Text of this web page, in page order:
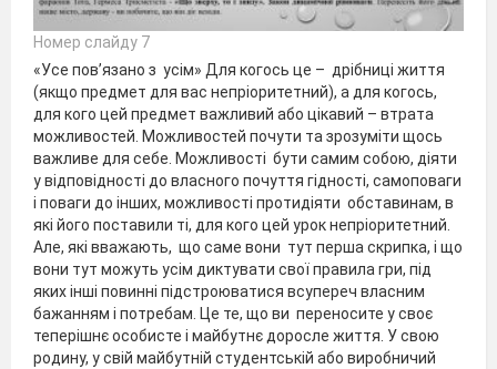
Номер слайду 7
«Усе пов’язано з усім» Для когось це – дрібниці життя
(якщо предмет для вас непріоритетний), а для когось,
для кого цей предмет важливий або цікавий – втрата
можливостей. Можливостей почути та зрозуміти щось
важливе для себе. Можливості бути самим собою, діяти
у відповідності до власного почуття гідності, самоповаги
і поваги до інших, можливості протидіяти обставинам, в
які його поставили ті, для кого цей урок непріоритетний.
Але, які вважають, що саме вони тут перша скрипка, і що
вони тут можуть усім диктувати свої правила гри, під
яких інші повинні підстроюватися всупереч власним
бажанням і потребам. Це те, що ви переносите у своє
теперішнє особисте і майбутнє доросле життя. У свою
родину, у свій майбутній студентській або виробничий